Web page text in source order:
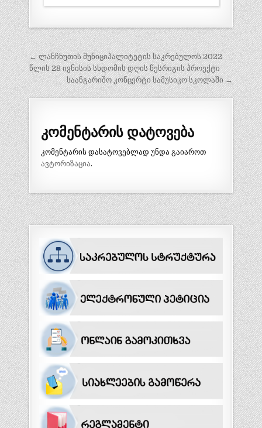
პოსტის
ნავიგაცია
← ლანჩხუთის მუნიციპალიტეტის საკრებულოს 2022
წლის 28 ივნისის სხდომის დღის წესრიგის პროექტი
საანგარიშო კონცერტი სამუსიკო სკოლაში →
კომენტარის დატოვება
კომენტარის დასატოვებლად უნდა გაიაროთ
ავტორიზაცია.